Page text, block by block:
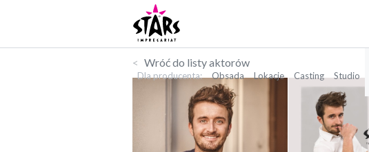
Dla producenta Obsada Lokacje Casting Studio
Wróć do listy aktorów